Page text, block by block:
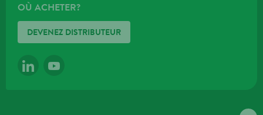
OÙ ACHETER?
DEVENEZ DISTRIBUTEUR
LINKEDINYOUTUBE